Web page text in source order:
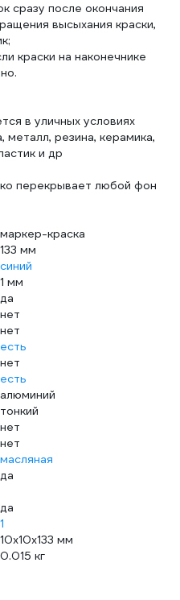
сразу после окончания
высыхания краски,
краски на наконечнике
в уличных условиях
металл, резина, керамика,
и др
перекрывает любой фон
маркер-краска
133 мм
синий
1 мм
да
нет
нет
есть
нет
есть
алюминий
тонкий
нет
нет
масляная
да
да
1
10x10x133 мм
0.015 кг